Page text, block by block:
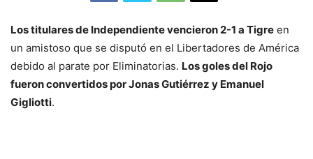
Los titulares de Independiente vencieron 2-1 a Tigre en
un amistoso que se disputó en el Libertadores de América
debido al parate por Eliminatorias. Los goles del Rojo
fueron convertidos por Jonas Gutiérrez y Emanuel
Gigliotti.